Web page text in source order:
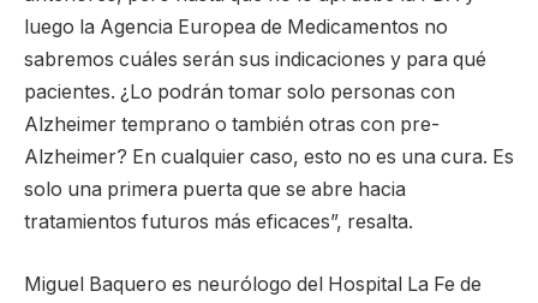
luego la Agencia Europea de Medicamentos no
sabremos cuáles serán sus indicaciones y para qué
pacientes. ¿Lo podrán tomar solo personas con
Alzheimer temprano o también otras con pre-
Alzheimer? En cualquier caso, esto no es una cura. Es
solo una primera puerta que se abre hacia
tratamientos futuros más eficaces”, resalta.
Miguel Baquero es neurólogo del Hospital La Fe de